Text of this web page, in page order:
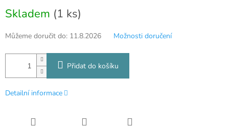
cena:
Skladem (1 ks)
Můžeme doručit do: 11.8.2026 Možnosti doručení
Přidat do košíku
Detailní informace